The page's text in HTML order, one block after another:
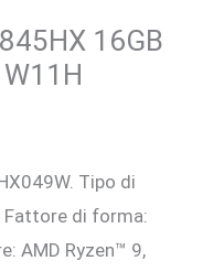
16GB
€.
Tipo di
di forma:
AMD Ryzen™ 9,